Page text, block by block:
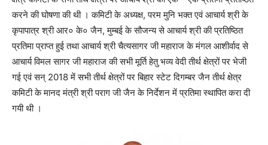
करने की घोषणा की थी । कमिटी के अध्यक्ष, परम मुनि भक्त एवं आचार्य श्री के
कृपापात्र श्री आर० के० जैन, मुम्बई के सौजन्य से आचार्य श्री की प्रतिष्ठित
प्रतिमा प्राप्त हुई तथा आचार्य श्री चैत्यसागर जी महाराज के मंगल आशीर्वाद से
आचार्य विमल सागर जी महाराज की सभी मूर्ति हेतु भव्य वेदी तीर्थ क्षेत्रों पर भेजी
गई एवं सन् 2018 में सभी तीर्थ क्षेत्रों पर बिहार स्टेट दिगम्बर जैन तीर्थ क्षेत्र
कमिटी के मानद मंत्री श्री पराग जी जैन के निर्देशन में प्रतिमा स्थापित करा दी
गयी थी ।